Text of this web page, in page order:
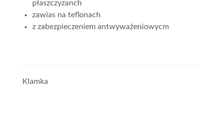
płaszczyzanch
zawias na teflonach
z zabezpieczeniem antwyważeniowycm
Klamka